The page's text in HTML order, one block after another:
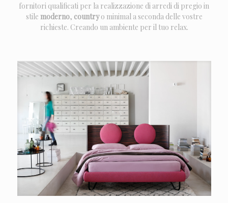
fornitori qualificati per la realizzazione di arredi di pregio in
stile moderno, countryo minimal a seconda delle vostre
richieste. Creando un ambiente per il tuo relax.